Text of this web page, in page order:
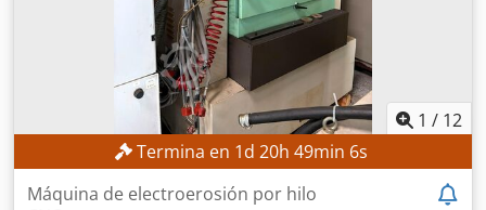
1 / 12
Termina en 1d 20h 49min 4s
Máquina de electroerosión por hilo